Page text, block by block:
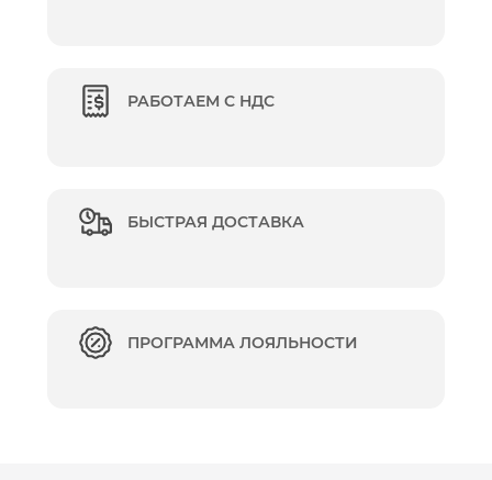
РАБОТАЕМ С НДС
БЫСТРАЯ ДОСТАВКА
ПРОГРАММА ЛОЯЛЬНОСТИ